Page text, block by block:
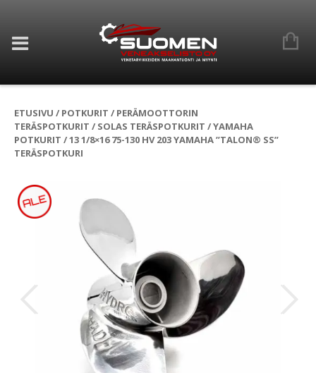
ETUSIVU / POTKURIT / PERÄMOOTTORIN
TERÄSPOTKURIT / SOLAS TERÄSPOTKURIT /YAMAHA
POTKURIT / 13 1/8×16 75-130 HV 203 YAMAHA ”TALON® SS”
TERÄSPOTKURI